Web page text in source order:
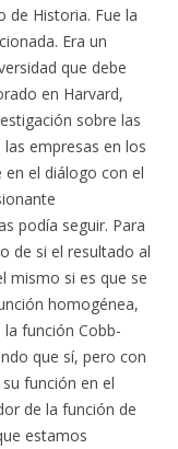
de Historia. Fue la
Era un
que debe
en Harvard,
sobre las
empresas en los
el diálogo con el
podía seguir. Para
de si el resultado al
mismo si es que se
homogénea,
función Cobb-
que sí, pero con
función en el
de la función de
estamos